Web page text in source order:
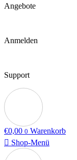
Angebote
Anmelden
Support
€0,00 0 Warenkorb
Shop-Menü